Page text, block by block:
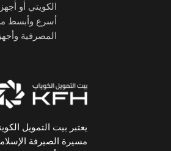
الكويتي أو
أسرع وأبسط
المصرفية
يعتبر بيت التمويل
مسيرة الصيرفة